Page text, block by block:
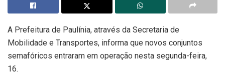
A Prefeitura de Paulínia, através da Secretaria de
Mobilidade e Transportes, informa que novos conjuntos
semafóricos entraram em operação nesta segunda-feira,
16.